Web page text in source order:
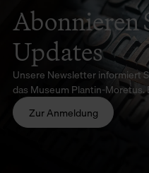
Abonnieren
Updates
Unsere Newsletter informiert
das Museum Plantin-Moretus.
Zur Anmeldung